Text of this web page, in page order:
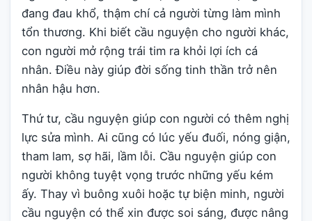
đang đau khổ, thậm chí cả người từng làm mình
tổn thương. Khi biết cầu nguyện cho người khác,
con người mở rộng trái tim ra khỏi lợi ích cá
nhân. Điều này giúp đời sống tinh thần trở nên
nhân hậu hơn.
Thứ tư, cầu nguyện giúp con người có thêm nghị
lực sửa mình. Ai cũng có lúc yếu đuối, nóng giận,
tham lam, sợ hãi, lầm lỗi. Cầu nguyện giúp con
người không tuyệt vọng trước những yếu kém
ấy. Thay vì buông xuôi hoặc tự biện minh, người
cầu nguyện có thể xin được soi sáng, được nâng